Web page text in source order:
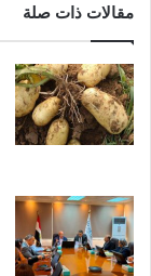
مقالات ذات صلة